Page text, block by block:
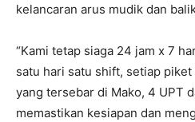
kelancaran arus mudik dan
“Kami tetap siaga 24 jam x 7
satu hari satu shift, setiap
yang tersebar di Mako, 4 UPT
memastikan kesiapan dan